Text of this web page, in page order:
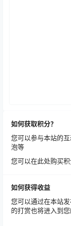
如何获取积分？
您可以参与本站的
泡等
您可以在此处购买
如何获得收益
您可以通过在本站
的打赏也将进入到